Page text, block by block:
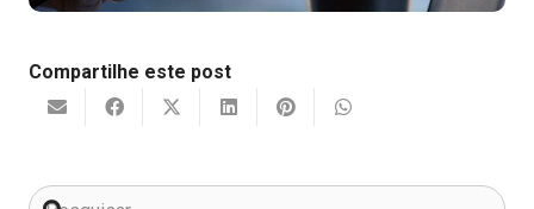
Compartilhe este post